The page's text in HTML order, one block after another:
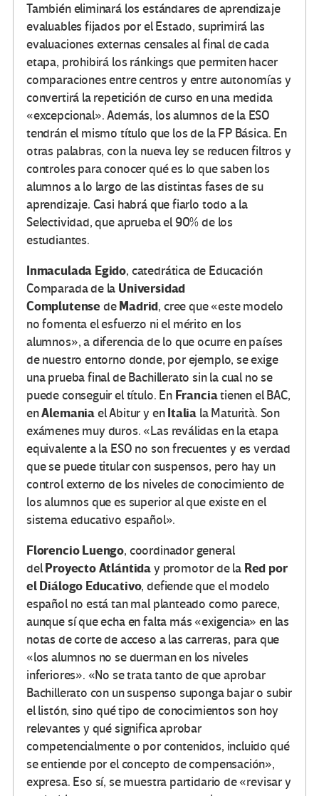
También eliminará los estándares de aprendizaje
evaluables fijados por el Estado, suprimirá las
evaluaciones externas censales al final de cada
etapa, prohibirá los ránkings que permiten hacer
comparaciones entre centros y entre autonomías y
convertirá la repetición de curso en una medida
«excepcional». Además, los alumnos de la ESO
tendrán el mismo título que los de la FP Básica. En
otras palabras, con la nueva ley se reducen filtros y
controles para conocer qué es lo que saben los
alumnos a lo largo de las distintas fases de su
aprendizaje. Casi habrá que fiarlo todo a la
Selectividad, que aprueba el 90% de los
estudiantes.
Inmaculada Egido, catedrática de Educación
Comparada de la Universidad
Complutense deMadrid, cree que «este modelo
no fomenta el esfuerzo ni el mérito en los
alumnos», a diferencia de lo que ocurre en países
de nuestro entorno donde, por ejemplo, se exige
una prueba final de Bachillerato sin la cual no se
puede conseguir el título. En Franciatienen el BAC,
enAlemaniael Abitur y enItalia la Maturità. Son
exámenes muy duros. «Las reválidas en la etapa
equivalente a la ESO no son frecuentes y es verdad
que se puede titular con suspensos, pero hay un
control externo de los niveles de conocimiento de
los alumnos que es superior al que existe en el
sistema educativo español».
Florencio Luengo, coordinador general
delProyecto Atlántiday promotor de la Red por
el Diálogo Educativo, defiende que el modelo
español no está tan mal planteado como parece,
aunque sí que echa en falta más «exigencia» en las
notas de corte de acceso a las carreras, para que
«los alumnos no se duerman en los niveles
inferiores». «No se trata tanto de que aprobar
Bachillerato con un suspenso suponga bajar o subir
el listón, sino qué tipo de conocimientos son hoy
relevantes y qué significa aprobar
competencialmente o por contenidos, incluido qué
se entiende por el concepto de compensación»,
expresa. Eso sí, se muestra partidario de «revisar y